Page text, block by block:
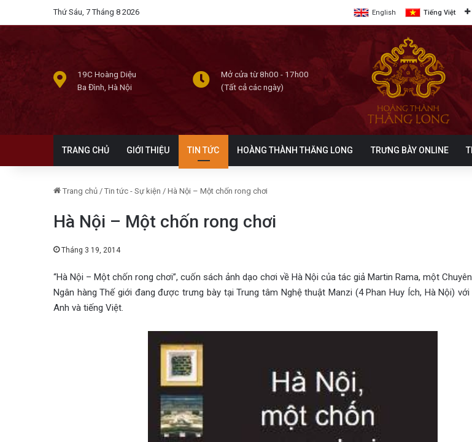
Thứ Sáu, 7 Tháng 8 2026 English Tiếng Việt
19C Hoàng Diệu
Ba Đình, Hà Nội
Mở cửa từ 8h00 - 17h00
(Tất cả các ngày)
TRANG CHỦ GIỚI THIỆU TIN TỨC HOÀNG THÀNH THĂNG LONG TRƯNG BÀY ONLINE
Trang chủ / Tin tức - Sự kiện / Hà Nội – Một chốn rong chơi
Hà Nội – Một chốn rong chơi
Tháng 3 19, 2014
“Hà Nội – Một chốn rong chơi”, cuốn sách ảnh dạo chơi về Hà Nội của tác giả Martin Rama, một
Ngân hàng Thế giới đang được trưng bày tại Trung tâm Nghệ thuật Manzi (4 Phan Huy Ích, Hà Nội)
Anh và tiếng Việt.